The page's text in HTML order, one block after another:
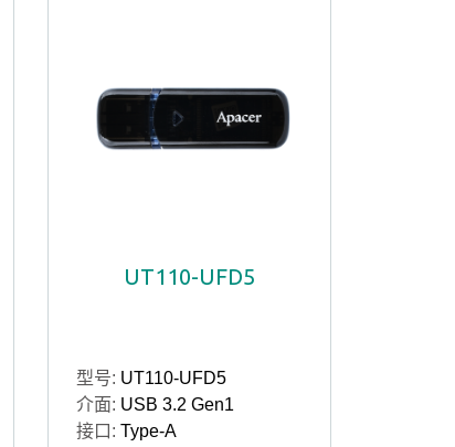
UT110-UFD5
型号: UT110-UFD5
介面: USB 3.2 Gen1
接口: Type-A